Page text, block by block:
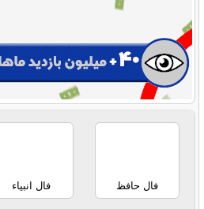
فال حافظ فال انبیاء